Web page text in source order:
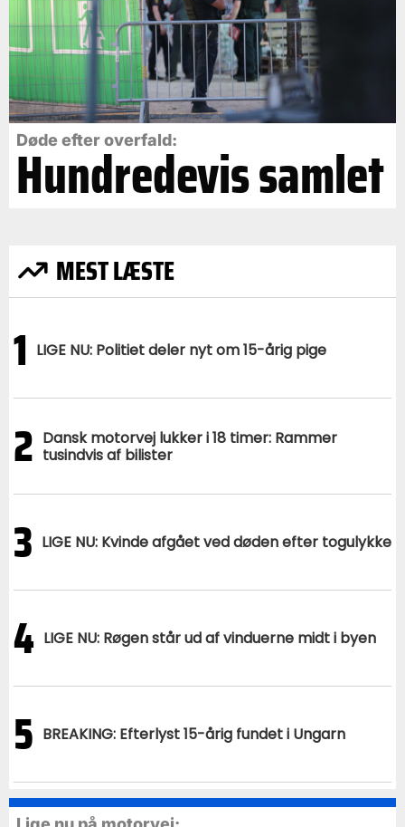
Døde efter overfald:
Hundredevis samlet
MEST LÆSTE
1 LIGE NU: Politiet deler nyt om 15-årig pige
2 Dansk motorvej lukker i 18 timer: Rammer
tusindvis af bilister
3 LIGE NU: Kvinde afgået ved døden efter togulykke
4 LIGE NU: Røgen står ud af vinduerne midt i byen
5 BREAKING: Efterlyst 15-årig fundet i Ungarn